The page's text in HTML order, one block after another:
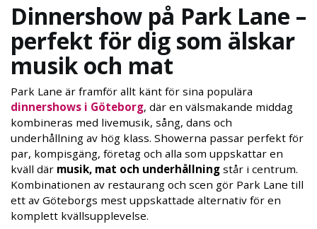
Dinnershow på Park Lane –
perfekt för dig som älskar
musik och mat
Park Lane är framför allt känt för sina populära
dinnershows i Göteborg, där en välsmakande middag
kombineras med livemusik, sång, dans och
underhållning av hög klass. Showerna passar perfekt för
par, kompisgäng, företag och alla som uppskattar en
kväll där musik, mat och underhållning står i centrum.
Kombinationen av restaurang och scen gör Park Lane till
ett av Göteborgs mest uppskattade alternativ för en
komplett kvällsupplevelse.